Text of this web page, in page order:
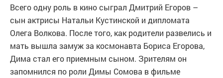
Всего одну роль в кино сыграл Дмитрий Егоров –
сын актрисы Натальи Кустинской и дипломата
Олега Волкова. После того, как родители развелись и
мать вышла замуж за космонавта Бориса Егорова,
Дима стал его приемным сыном. Зрителям он
запомнился по роли Димы Сомова в фильме